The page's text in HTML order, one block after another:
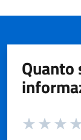
Quanto
Valuta da 1 a 5